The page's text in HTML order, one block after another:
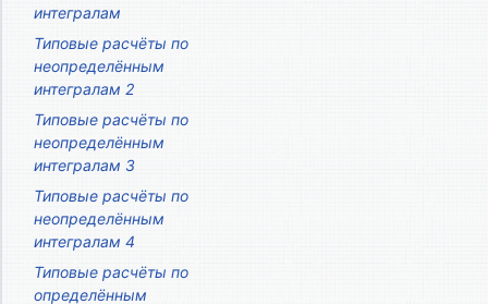
интегралам
Типовые расчёты по
неопределённым
интегралам 2
Типовые расчёты по
неопределённым
интегралам 3
Типовые расчёты по
неопределённым
интегралам 4
Типовые расчёты по
определённым